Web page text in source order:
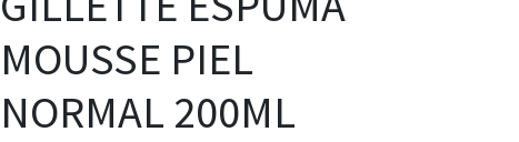
MOUSSE PIEL
NORMAL 200ML